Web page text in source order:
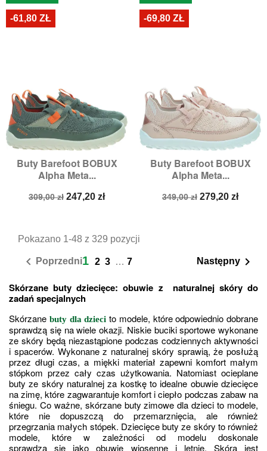
Buty Barefoot BOBUX
Alpha Meta...
Cena
309,00 zł Cena
247,20 zł
-61,80 ZŁ
Buty Barefoot BOBUX
Alpha Meta...
Cena
349,00 zł Cena
279,20 zł
-69,80 ZŁ
Pokazano 1-48 z 329 pozycji
 Poprzedni1 2 3 … 7 Następny 
Skórzane buty dziecięce: obuwie z  naturalnej skóry do
zadań specjalnych
Skórzane buty dla dzieci to modele, które odpowiednio dobrane
sprawdzą się na wiele okazji. Niskie buciki sportowe wykonane
ze skóry będą niezastąpione podczas codziennych aktywności
i spacerów. Wykonane z naturalnej skóry sprawią, że posłużą
przez długi czas, a miękki materiał zapewni komfort małym
stópkom przez cały czas użytkowania. Natomiast ocieplane
buty ze skóry naturalnej za kostkę to idealne obuwie dziecięce
na zimę, które zagwarantuje komfort i ciepło podczas zabaw na
śniegu. Co ważne, skórzane buty zimowe dla dzieci to modele,
które nie dopuszczą do przemarznięcia, ale również
przegrzania małych stópek. Dziecięce buty ze skóry to również
modele, które w zależności od modelu doskonale
sprawdzą się jako obuwie wiosenne i letnie. Skóra jest